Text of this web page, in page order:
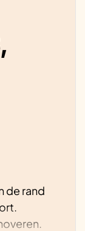
de rand